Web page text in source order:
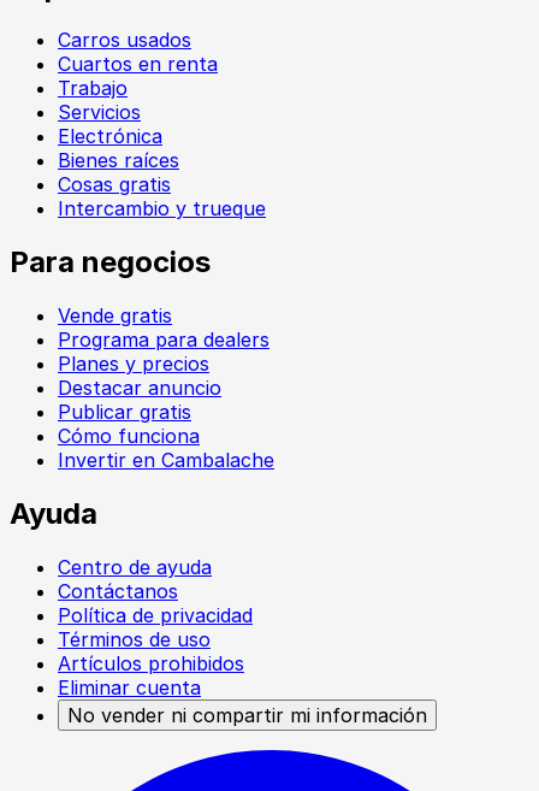
Carros usados
Cuartos en renta
Trabajo
Servicios
Electrónica
Bienes raíces
Cosas gratis
Intercambio y trueque
Para negocios
Vende gratis
Programa para dealers
Planes y precios
Destacar anuncio
Publicar gratis
Cómo funciona
Invertir en Cambalache
Ayuda
Centro de ayuda
Contáctanos
Política de privacidad
Términos de uso
Artículos prohibidos
Eliminar cuenta
No vender ni compartir mi información